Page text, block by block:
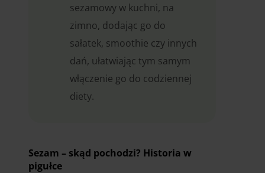
sezamowy w kuchni, na
zimno, dodając go do
sałatek, smoothie czy innych
dań, ułatwiając tym samym
włączenie go do codziennej
diety.
Sezam – skąd pochodzi? Historia w
pigułce